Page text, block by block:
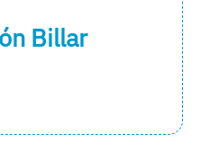
Billar